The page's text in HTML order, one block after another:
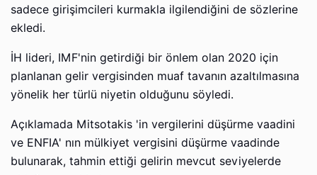
sadece girişimcileri kurmakla ilgilendiğini de sözlerine
ekledi.
İH lideri, IMF'nin getirdiği bir önlem olan 2020 için
planlanan gelir vergisinden muaf tavanın azaltılmasına
yönelik her türlü niyetin olduğunu söyledi.
Açıklamada Mitsotakis 'in vergilerini düşürme vaadini
ve ENFIA' nın mülkiyet vergisini düşürme vaadinde
bulunarak, tahmin ettiği gelirin mevcut seviyelerde